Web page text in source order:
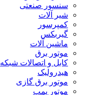
سنسور صنعتی
شیر آلات
کمپرسور
گیربکس
ماشین آلات
موتور برق
کابل و اتصالات شبکه
هیدرولیک
موتور برق گازی
موتور پمپ